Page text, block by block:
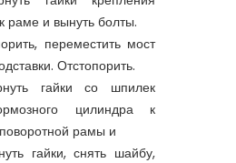
раме и вынуть болты.
переместить мост
Отстопорить.
гайки со шпилек
цилиндра к
рамы и
гайки, снять шайбу,